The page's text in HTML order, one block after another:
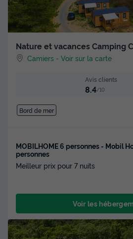
Nature et vacances Camping
Camiers -Voir sur la carte
Avis clients
8.4/10
Bord de mer
MOBILHOME 6 personnes - Mobil
personnes
Meilleur prix pour 7 nuits
Voir les